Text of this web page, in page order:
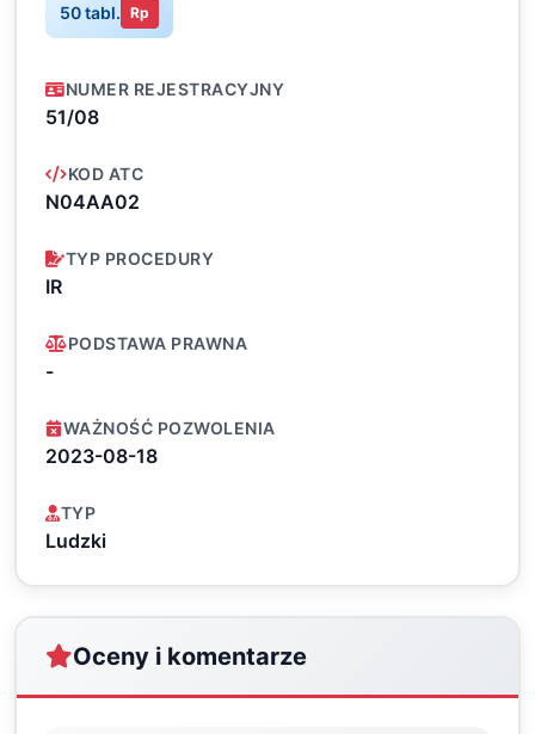
50 tabl. Rp
NUMER REJESTRACYJNY
51/08
KOD ATC
N04AA02
TYP PROCEDURY
IR
PODSTAWA PRAWNA
-
WAŻNOŚĆ POZWOLENIA
2023-08-18
TYP
Ludzki
Oceny i komentarze